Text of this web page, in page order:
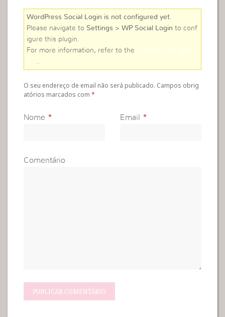
WordPress Social Login is not configured yet
Please navigate to Settings > WP Social Login to conf
igure this plugin.
For more information, refer to the
online user guid
e
O seu endereço de email não será publicado. Campos obrig
atórios marcados com*
Nome * Email *
Comentário